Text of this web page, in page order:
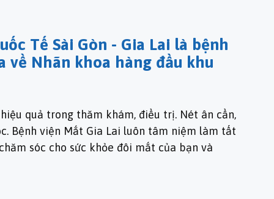
Tế Sài Gòn - Gia Lai là bệnh
về Nhãn khoa hàng đầu khu
quả trong thăm khám, điều trị. Nét ân cần,
Bệnh viện Mắt Gia Lai luôn tâm niệm làm tất
sóc cho sức khỏe đôi mắt của bạn và